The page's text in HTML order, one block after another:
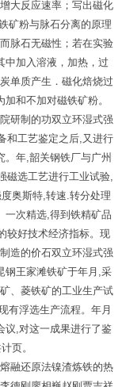
大反应速率；写出磁化
矿粉与脉石分离的原理
脉石无磁性；若在实验
中加入溶液，加热，过
单质产生．磁化焙烧过
和不加对磁铁矿粉。
研制的功双立环湿式强
和工艺鉴定之后,又进行
。年,韶关钢铁厂与广州
磁选工艺进行工业试验,
奥斯特,转速.转分处理
一次精选,得到铁精矿品
较好技术经济指标。现
造的价石双立环湿式强
钢王家滩铁矿于年月,采
、菱铁矿的工业生产试
有浮选生产流程。年月
议,对这一成果进行了鉴
页。
融还原法镍渣炼铁的热